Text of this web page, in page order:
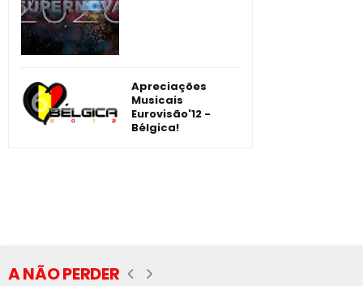
Apreciações
Musicais
Eurovisão'12 -
Bélgica!
A NÃO PERDER